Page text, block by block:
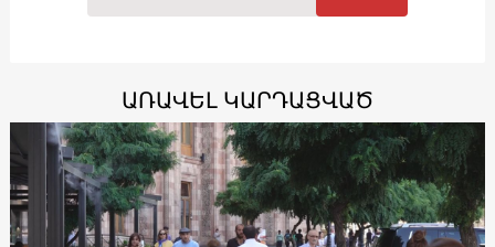
ԱՌԱՎԵԼ ԿԱՐԴԱՑՎԱԾ